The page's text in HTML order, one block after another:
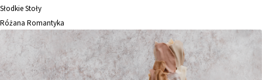
Słodkie Stoły
Różana Romantyka